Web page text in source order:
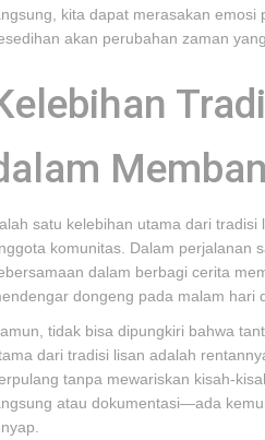
kita dapat merasakan
akan perubahan zaman
satu kelebihan utama dari
komunitas. Dalam perjalanan
dalam berbagi cerita
dongeng pada malam hari
tidak bisa dipungkiri bahwa
dari tradisi lisan adalah
tanpa mewariskan kisah-
atau dokumentasi—ada